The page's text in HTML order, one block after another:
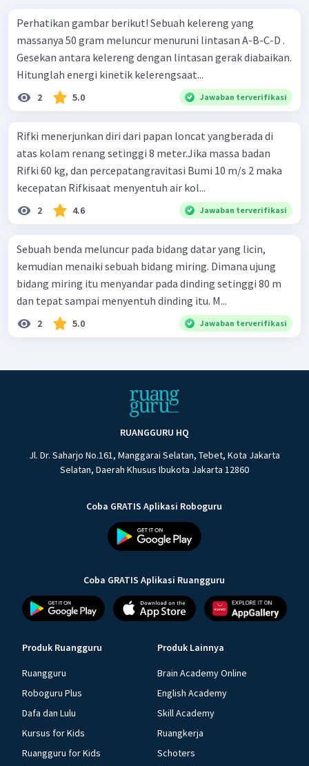
Perhatikan gambar berikut! Sebuah kelereng yang
massanya 50 gram meluncur menuruni lintasan A-B-C-D .
Gesekan antara kelereng dengan lintasan gerak diabaikan.
Hitunglah energi kinetik kelerengsaat...
2 5.0 Jawaban terverifikasi
Rifki menerjunkan diri dari papan loncat yangberada di
atas kolam renang setinggi 8 meter.Jika massa badan
Rifki 60 kg, dan percepatangravitasi Bumi 10 m/s 2 maka
kecepatan Rifkisaat menyentuh air kol...
2 4.6 Jawaban terverifikasi
Sebuah benda meluncur pada bidang datar yang licin,
kemudian menaiki sebuah bidang miring. Dimana ujung
bidang miring itu menyandar pada dinding setinggi 80 m
dan tepat sampai menyentuh dinding itu. M...
2 5.0 Jawaban terverifikasi
RUANGGURU HQ
Jl. Dr. Saharjo No.161, Manggarai Selatan, Tebet, Kota Jakarta
Selatan, Daerah Khusus Ibukota Jakarta 12860
Coba GRATIS Aplikasi Roboguru
Coba GRATIS Aplikasi Ruangguru
Produk Ruangguru
Ruangguru
Roboguru Plus
Dafa dan Lulu
Kursus for Kids
Ruangguru for Kids
Produk Lainnya
Brain Academy Online
English Academy
Skill Academy
Ruangkerja
Schoters